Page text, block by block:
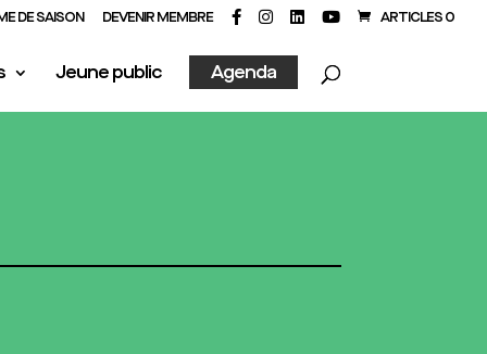
DE SAISON DEVENIR MEMBRE ARTICLES 0
Jeune public Agenda